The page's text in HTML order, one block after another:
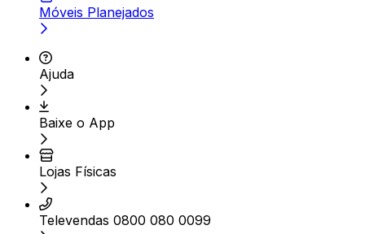
Móveis Planejados
Ajuda
Baixe o App
Lojas Físicas
Televendas 0800 080 0099